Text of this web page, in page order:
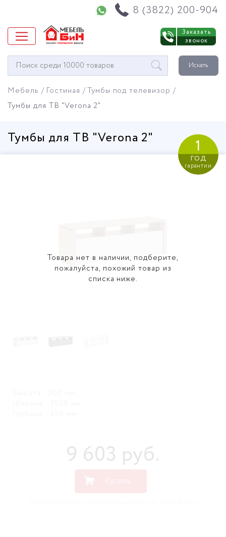
8 (3822) 200-904
Заказать
звонок
Окно
поиска
Искать
Мебель Гостиная
Тумбы под телевизор
Тумбы для ТВ "Verona 2"
Тумбы для ТВ "Verona 2" 1
год
гарантии
Товара нет в наличии, подберите,
пожалуйста, похожий товар из
списка ниже.
9 603 руб.